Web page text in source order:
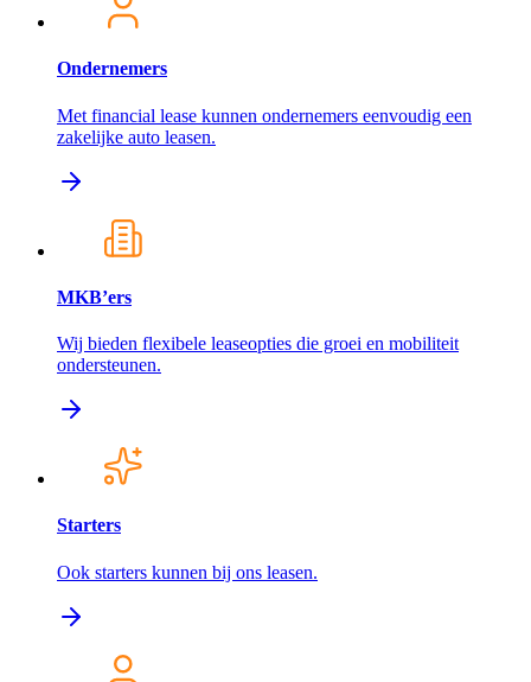
Ondernemers
Met financial lease kunnen ondernemers eenvoudig een
zakelijke auto leasen.
MKB’ers
Wij bieden flexibele leaseopties die groei en mobiliteit
ondersteunen.
Starters
Ook starters kunnen bij ons leasen.